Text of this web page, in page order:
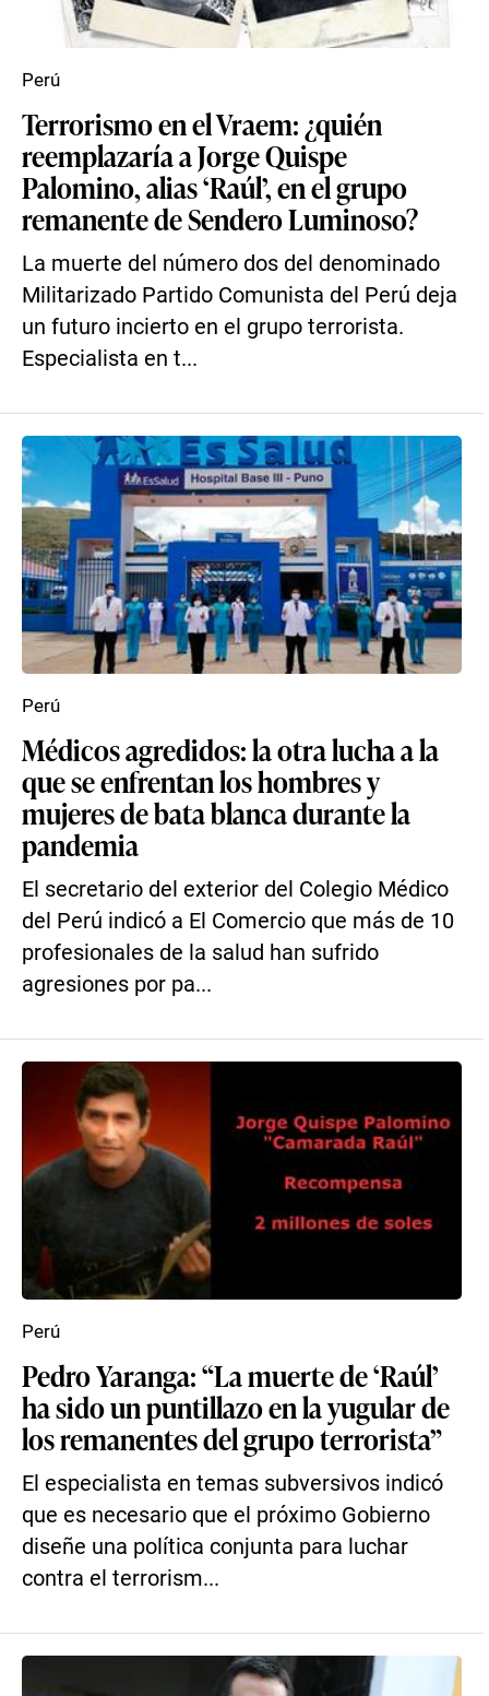
Terrorismo en el Vraem: ¿quién
reemplazaría a Jorge Quispe
Palomino, alias ‘Raúl’, en el grupo
remanente de Sendero Luminoso?
La muerte del número dos del denominado
Militarizado Partido Comunista del Perú deja
un futuro incierto en el grupo terrorista.
Especialista en t...
Perú
Médicos agredidos: la otra lucha a la
que se enfrentan los hombres y
mujeres de bata blanca durante la
pandemia
El secretario del exterior del Colegio Médico
del Perú indicó a El Comercio que más de 10
profesionales de la salud han sufrido
agresiones por pa...
Perú
Pedro Yaranga: “La muerte de ‘Raúl’
ha sido un puntillazo en la yugular de
los remanentes del grupo terrorista”
El especialista en temas subversivos indicó
que es necesario que el próximo Gobierno
diseñe una política conjunta para luchar
contra el terrorism...
Perú